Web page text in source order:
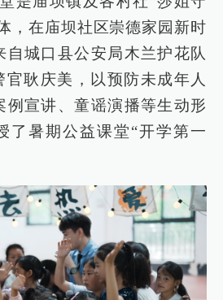
，在庙坝社区崇德家园新时
自城口县公安局木兰护花队
官耿庆美，以预防未成年人
例宣讲、童谣演播等生动形
了暑期公益课堂“开学第一